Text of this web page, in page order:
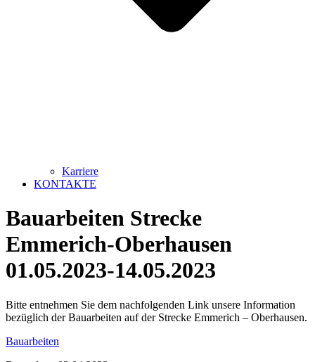
Karriere
KONTAKTE
Bauarbeiten Strecke
Emmerich-Oberhausen
01.05.2023-14.05.2023
Bitte entnehmen Sie dem nachfolgenden Link unsere Information
bezüglich der Bauarbeiten auf der Strecke Emmerich – Oberhausen.
Bauarbeiten